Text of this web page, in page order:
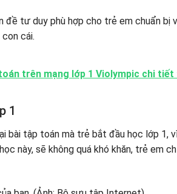
đề tư duy phù hợp cho trẻ em chuẩn bị
cái.
trên mạng lớp 1 Violympic chi tiết
1
bài tập toán mà trẻ bắt đầu học lớp 1,
này, sẽ không quá khó khăn, trẻ em